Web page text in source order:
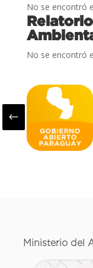
No se encontró
No se encontró
#
Ministerio del